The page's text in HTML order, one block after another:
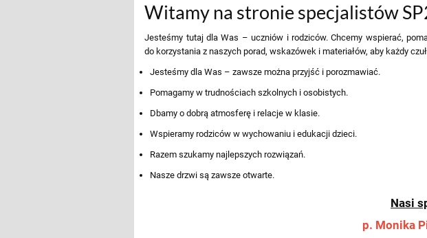
Witamy na stronie specjalistów
Jesteśmy tutaj dla Was – uczniów i rodziców. Chcemy wspierać,
do korzystania z naszych porad, wskazówek i materiałów, aby każdy
Jesteśmy dla Was – zawsze można przyjść i porozmawiać.
Pomagamy w trudnościach szkolnych i osobistych.
Dbamy o dobrą atmosferę i relacje w klasie.
Wspieramy rodziców w wychowaniu i edukacji dzieci.
Razem szukamy najlepszych rozwiązań.
Nasze drzwi są zawsze otwarte.
Nasi
p. Monika